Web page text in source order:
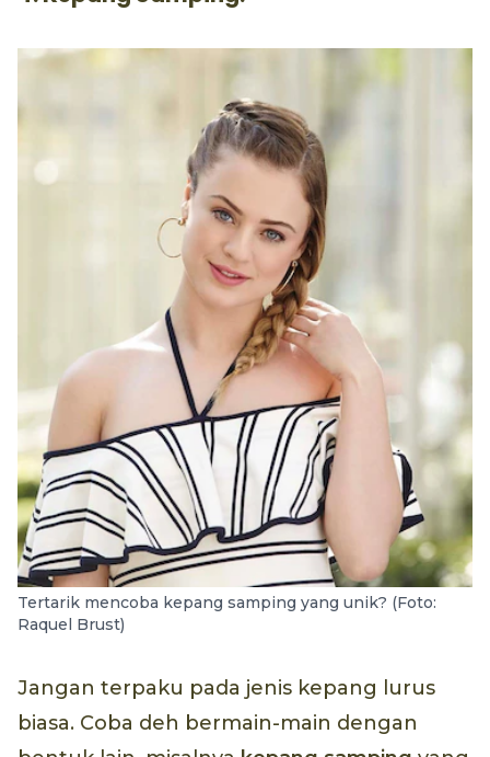
Tertarik mencoba kepang samping yang unik? (Foto:
Raquel Brust)
Jangan terpaku pada jenis kepang lurus
biasa. Coba deh bermain-main dengan